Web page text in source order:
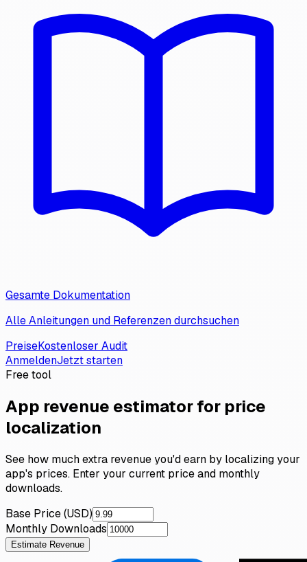
Gesamte Dokumentation
Alle Anleitungen und Referenzen durchsuchen
PreiseKostenloser Audit
AnmeldenJetzt starten
Free tool
App revenue estimator for price
localization
See how much extra revenue you'd earn by localizing your
app's prices. Enter your current price and monthly
downloads.
Base Price (USD)
Monthly Downloads
Estimate Revenue